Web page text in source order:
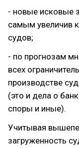
- новые исковые
самым увеличив
судов;
- по прогнозам
всех
производстве
(это и дела о
споры и иные).
Учитывая
загруженность